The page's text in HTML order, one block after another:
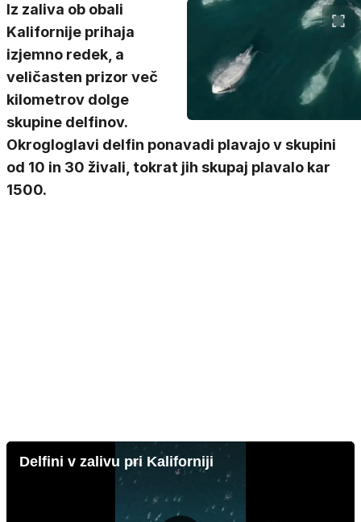
Iz zaliva ob obali
Kalifornije prihaja
izjemno redek, a
veličasten prizor več
kilometrov dolge
skupine delfinov.
Okrogloglavi delfin ponavadi plavajo v skupini
od 10 in 30 živali, tokrat jih skupaj plavalo kar
1500.
Delfini v zalivu pri Kaliforniji